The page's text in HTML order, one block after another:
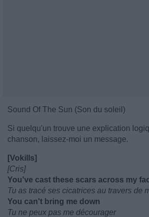
Sound Of The Sun (Son du soleil)
Si quelqu'un trouve une explication
chanson, laissez-moi un message.
[Vokills]
[Cris]
You've cast these scars across my
Tu as tracé ses cicatrices au travers de
You can't bring me down
Tu ne peux pas me décourager